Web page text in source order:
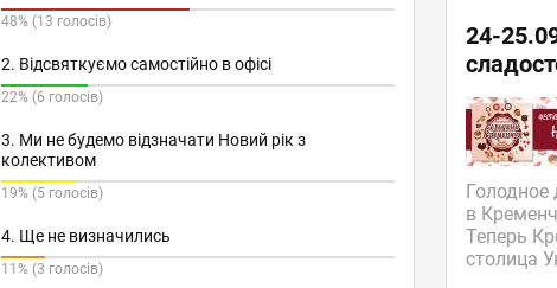
48% (13 голосів)
2. Відсвяткуємо самостійно в офісі
22% (6 голосів)
3. Ми не будемо відзначати Новий рік з
колективом
19% (5 голосів)
4. Ще не визначились
11% (3 голосів)
24-
Голодное
в
Теперь
столица